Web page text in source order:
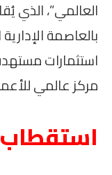
العالمي”، الذي
بالعاصمة
استثمارات
مركز عالمي
استقطاب